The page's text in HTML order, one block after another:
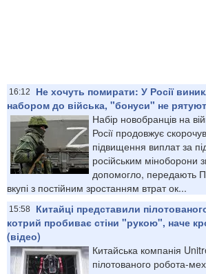
16:12
Не хочуть помирати: У Росії
набором до війська, "бонуси" не
Набір новобранців на
Росії продовжує
підвищення виплат за
російським міноборони
допомогло, передають
вкупі з постійним зростанням втрат ок...
15:58
Китайці представили
котрий пробиває стіни "рукою", наче
(відео)
Китайська компанія
пілотованого робота-